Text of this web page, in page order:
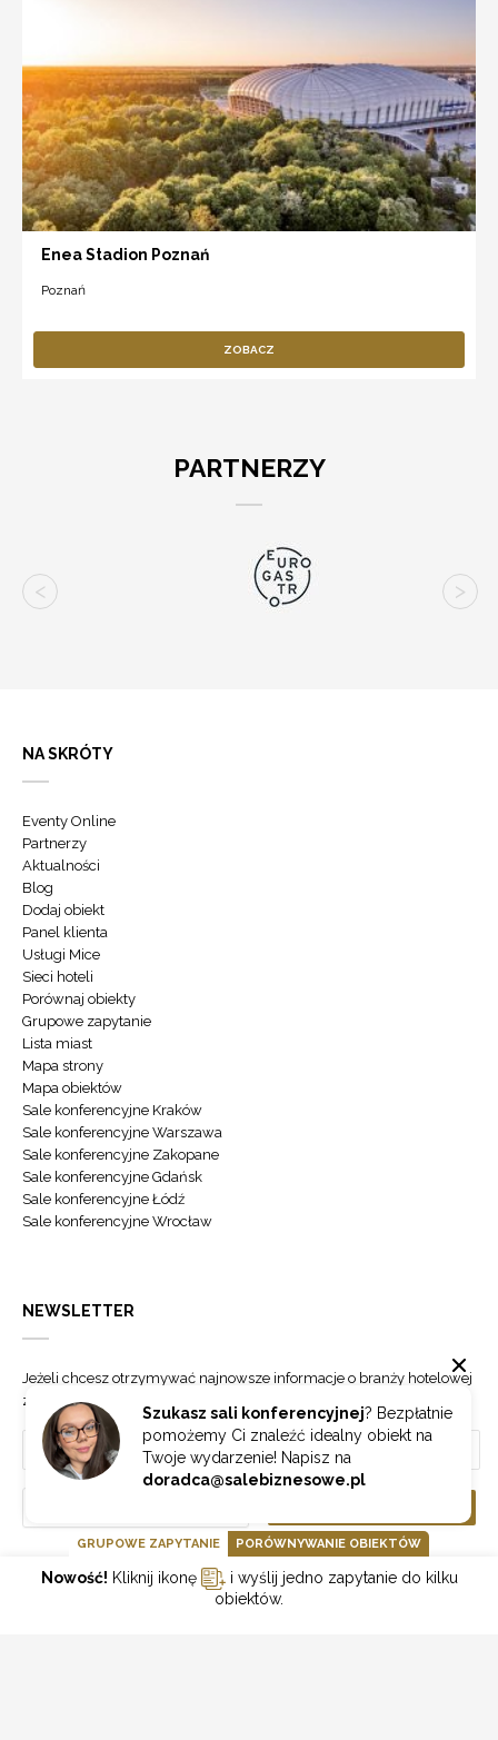
Enea Stadion Poznań
Poznań
ZOBACZ
PARTNERZY
Szukasz sali konferencyjnej? Bezpłatnie
pomożemy Ci znaleźć idealny obiekt na
Twoje wydarzenie! Napisz na
doradca@salebiznesowe.pl
NA SKRÓTY
Eventy Online
Partnerzy
Aktualności
Blog
Dodaj obiekt
Panel klienta
Usługi Mice
Sieci hoteli
Porównaj obiekty
Grupowe zapytanie
Lista miast
Mapa strony
Mapa obiektów
Sale konferencyjne Kraków
Sale konferencyjne Warszawa
Sale konferencyjne Zakopane
Sale konferencyjne Gdańsk
Sale konferencyjne Łódź
Sale konferencyjne Wrocław
NEWSLETTER
Jeżeli chcesz otrzymywać najnowsze informacje o branży hotelowej
zapisz się do naszego newslettera.
GOONLINE.PL SPÓŁKA Z OGRANICZONĄ ODPOWIEDZIALNOŚCIĄ SP.K.
GRUPOWE ZAPYTANIE PORÓWNYWANIE OBIEKTÓW
Nowość! Kliknij ikonę
i wyślij jedno zapytanie do kilku
obiektów.